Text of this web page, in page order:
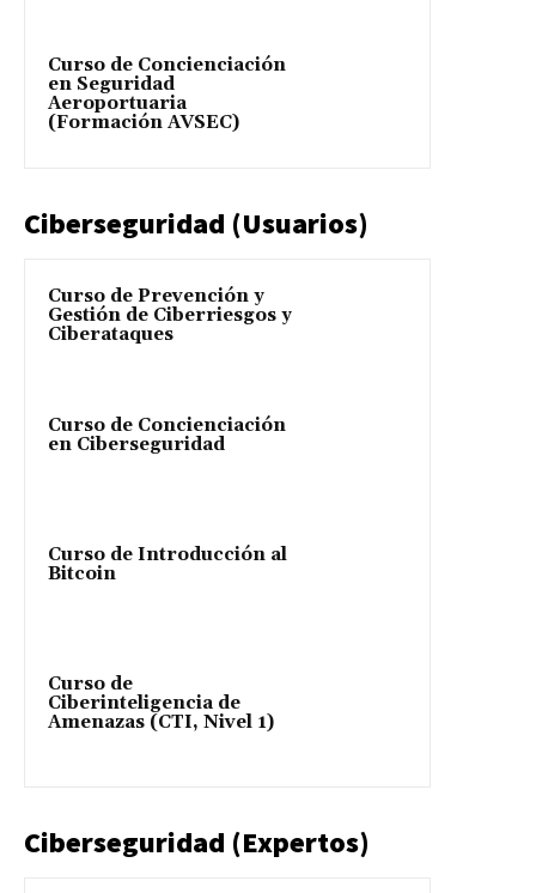
Curso de Concienciación
en Seguridad
Aeroportuaria
(Formación AVSEC)
Ciberseguridad (Usuarios)
Curso de Prevención y
Gestión de Ciberriesgos y
Ciberataques
Curso de Concienciación
en Ciberseguridad
Curso de Introducción al
Bitcoin
Curso de
Ciberinteligencia de
Amenazas (CTI, Nivel 1)
Ciberseguridad (Expertos)